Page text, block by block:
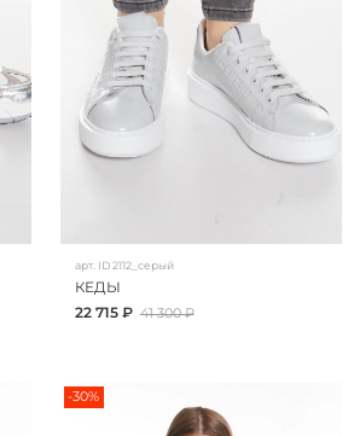
арт. ID 2112_серый
КЕДЫ
22 715 ₽ 41 300 ₽
-30%